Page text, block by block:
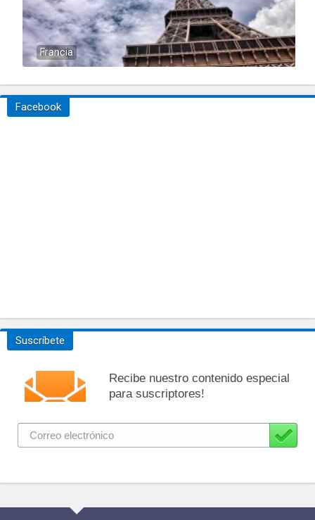
Francia
Facebook
Suscríbete
Recibe nuestro contenido especial
para suscriptores!